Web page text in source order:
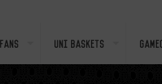
Fans Uni Baskets